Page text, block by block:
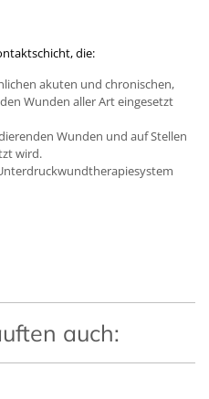
die:
akuten und chronischen,
Wunden aller Art eingesetzt
Wunden und auf Stellen
wird.
auch: